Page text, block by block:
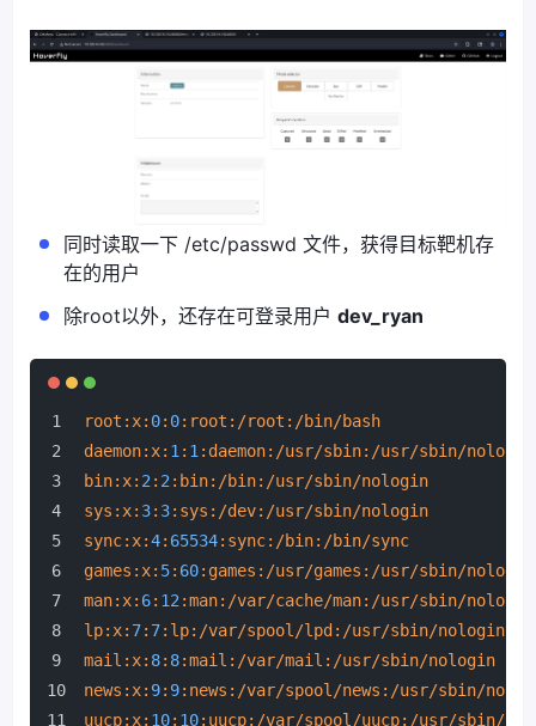
同时读取一下 /etc/passwd 文件，获得目标靶机存
在的用户
除root以外，还存在可登录用户 dev_ryan
root:x: 0: 0:root :/root :/bin/bash
daemon:x: 1: 1:daemon:/usr/sbin:/usr/sbin/nologin
bin:x: 2: 2:bin:/bin:/usr/sbin/nologin
sys:x: 3: 3:sys :/dev:/usr/sbin/nologin
sync:x:4: 65534:sync:/bin:/bin/sync
games:x: 5: 60:games :/usr/games :/usr/sbin/nologin
man:x: 6: 12:man:/var/cache/man:/usr/sbin/nologin
lp:x: 7: 7:lp:/var/spool/lpd :/usr/sbin/nologin
mail:x: 8: 8:mail :/var/mail :/usr/sbin/nologin
news:x: 9: 9:news :/var/spool/news :/usr/sbin/
uucp:x: 10: 10:uucp:/var/spool/uucp:/usr/sbin/